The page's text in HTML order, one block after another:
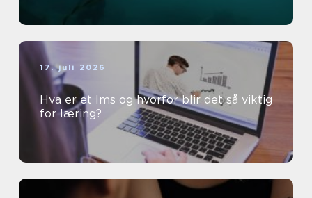
17. juli 2026
Hva er et lms og hvorfor blir det så viktig
for læring?